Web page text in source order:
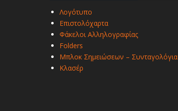
Λογότυπο
Επιστολόχαρτα
Φάκελοι Αλληλογραφίας
Folders
Μπλοκ Σημειώσεων – Συνταγολόγια
Κλασέρ